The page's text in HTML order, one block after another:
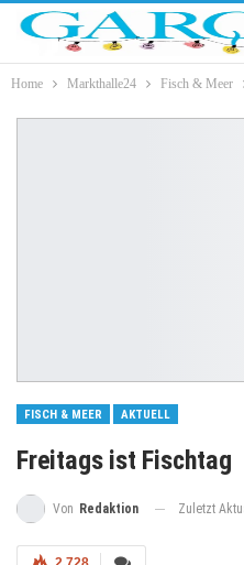
Home Markthalle24 Fisch & Meer
FISCH & MEER AKTUELL
Freitags ist Fischtag
Von Redaktion Zuletzt